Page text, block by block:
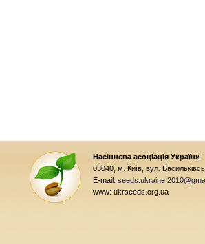
Насіннєва асоціація України
03040, м. Київ, вул.
E-mail:
www: ukrseeds.org.ua